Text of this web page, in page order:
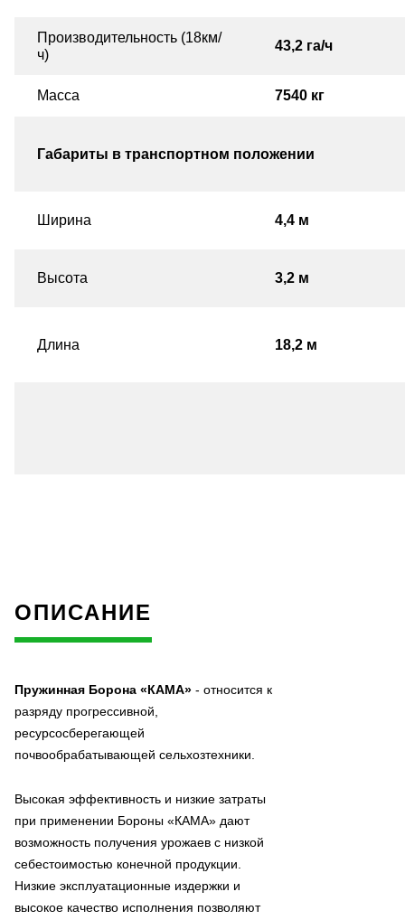
Производительность (18км/
ч)
43,2 га/ч
Масса 7540 кг
Габариты в транспортном положении
Ширина 4,4 м
Высота 3,2 м
Длина 18,2 м
ОПИСАНИЕ
Пружинная Борона «КАМА» - относится к
разряду прогрессивной,
ресурсосберегающей
почвообрабатывающей сельхозтехники.
Высокая эффективность и низкие затраты
при применении Бороны «КАМА» дают
возможность получения урожаев с низкой
себестоимостью конечной продукции.
Низкие эксплуатационные издержки и
высокое качество исполнения позволяют